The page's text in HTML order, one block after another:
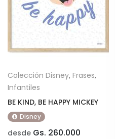
Colección Disney, Frases,
Infantiles
BE KIND, BE HAPPY MICKEY
Disney
desde Gs. 260.000